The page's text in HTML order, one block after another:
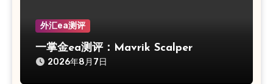
外汇ea测评
一掌金ea测评：Mavrik Scalper
2026年8月7日